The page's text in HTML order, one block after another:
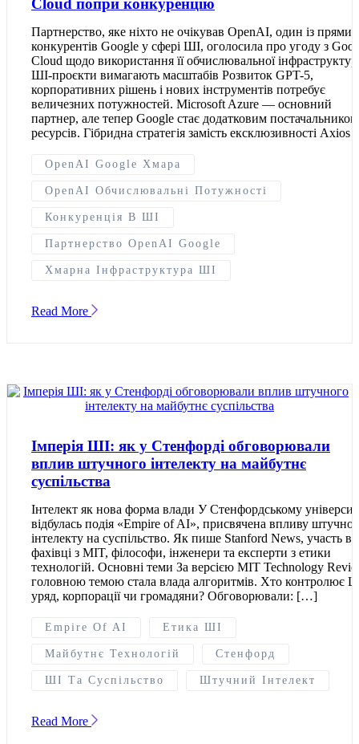
Cloud попри конкуренцію
Партнерство, яке ніхто не очікував OpenAI, один із прямих
конкурентів Google у сфері ШІ, оголосила про угоду з
Cloud щодо використання її обчислювальної
ШІ-проєкти вимагають масштабів Розвиток GPT-5,
корпоративних рішень і нових інструментів потребує
величезних потужностей. Microsoft Azure — основний
партнер, але тепер Google стає додатковим постачальником
ресурсів. Гібридна стратегія замість ексклюзивності
OpenAI Google Хмара
OpenAI Обчислювальні Потужності
Конкуренція В ШІ
Партнерство OpenAI Google
Хмарна Інфраструктура ШІ
Read More
Імперія ШІ: як у Стенфорді обговорювали
вплив штучного інтелекту на майбутнє
суспільства
Інтелект як нова форма влади У Стенфордському
відбулась подія «Empire of AI», присвячена впливу
інтелекту на суспільство. Як пише Stanford News, участь
фахівці з MIT, філософи, інженери та експерти з етики
технологій. Основні теми За версією MIT Technology
головною темою стала влада алгоритмів. Хто контролює
уряд, корпорації чи громадяни? Обговорювали: […]
Empire Of AI Етика ШІ
Майбутнє Технологій Стенфорд
ШІ Та Суспільство Штучний Інтелект
Read More